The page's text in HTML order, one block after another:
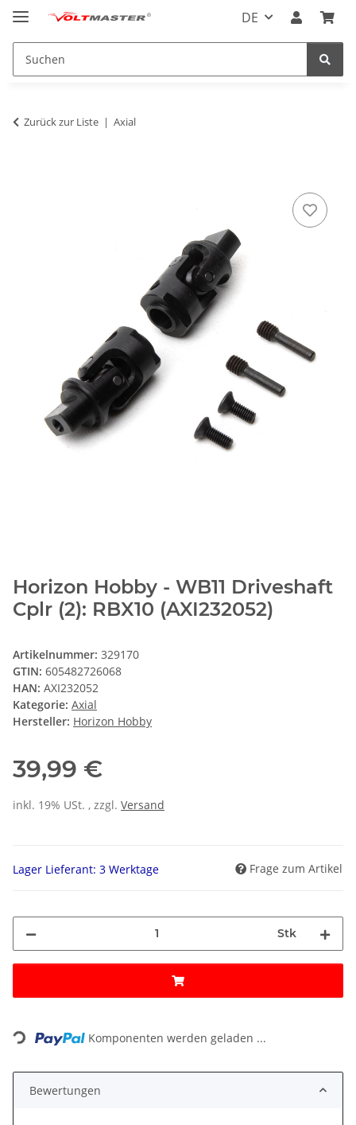
DE
Zurück zur Liste Axial
Horizon Hobby - WB11 Driveshaft
Cplr (2): RBX10 (AXI232052)
Artikelnummer: 329170
GTIN: 605482726068
HAN: AXI232052
Kategorie: Axial
Hersteller: Horizon Hobby
39,99 €
inkl. 19% USt. , zzgl. Versand
Lager Lieferant: 3 Werktage Frage zum Artikel
Stk
Komponenten werden geladen ...
Bewertungen